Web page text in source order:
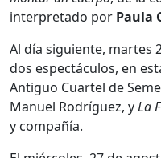
interpretado por Paula
Al día siguiente, martes
dos espectáculos, en
Antiguo Cuartel de
Manuel Rodríguez, yLa
y compañía.